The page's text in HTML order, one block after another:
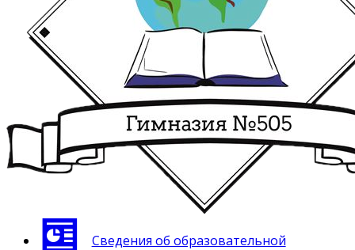
Сведения об образовательной